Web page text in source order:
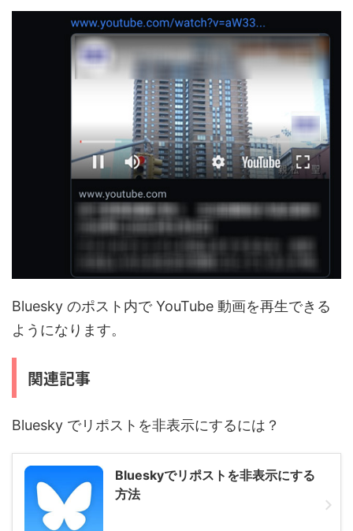
Bluesky のポスト内で YouTube 動画を再生できる
ようになります。
関連記事
Bluesky でリポストを非表示にするには？
Blueskyでリポストを非表示にする
方法